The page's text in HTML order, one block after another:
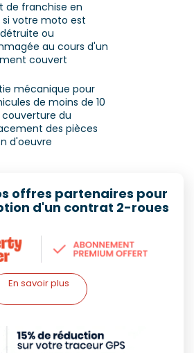
de franchise en
si votre moto est
ou
au cours d'un
couvert
mécanique pour
de moins de 10
du
des pièces
d'oeuvre
offres partenaires pour
d'un contrat 2-roues
En savoir plus